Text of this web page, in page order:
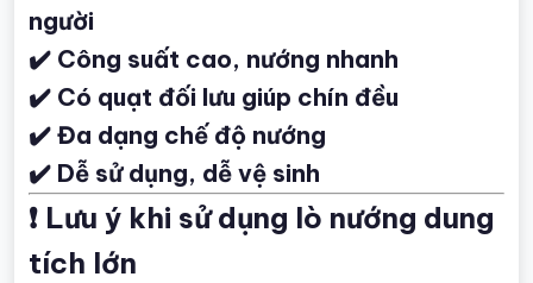
người
✔️ Công suất cao, nướng nhanh
✔️ Có quạt đối lưu giúp chín đều
✔️ Đa dạng chế độ nướng
✔️ Dễ sử dụng, dễ vệ sinh
❗ Lưu ý khi sử dụng lò nướng dung
tích lớn